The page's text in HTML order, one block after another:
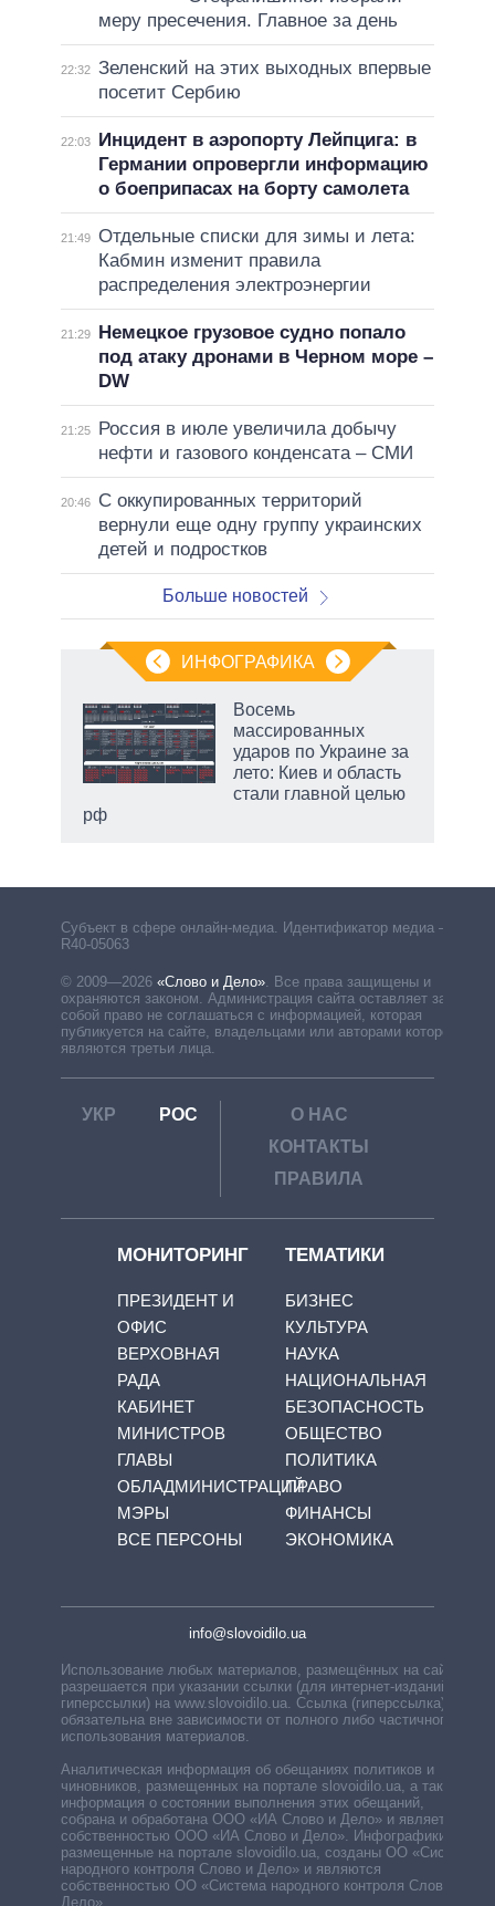
меру пресечения. Главное за день
22:32 Зеленский на этих выходных впервые
посетит Сербию
22:03
Инцидент в аэропорту Лейпцига: в
Германии опровергли информацию
о боеприпасах на борту самолета
21:49 Отдельные списки для зимы и лета:
Кабмин изменит правила
распределения электроэнергии
21:29
Немецкое грузовое судно попало
под атаку дронами в Черном море –
DW
21:25
Россия в июле увеличила добычу
нефти и газового конденсата – СМИ
20:46
С оккупированных территорий
вернули еще одну группу украинских
детей и подростков
Больше новостей
ИНФОГРАФИКА
Восемь
массированных
ударов по Украине за
лето: Киев и область
стали главной целью
рф
Субъект в сфере онлайн-медиа. Идентификатор медиа –
R40-05063
© 2009—2026 «Слово и Дело». Все права защищены и
охраняются законом. Администрация сайта оставляет за
собой право не соглашаться с информацией, которая
публикуется на сайте, владельцами или авторами которой
являются третьи лица.
УКР РОС
О НАС
КОНТАКТЫ
ПРАВИЛА
МОНИТОРИНГ
ПРЕЗИДЕНТ И
ОФИС
ВЕРХОВНАЯ
РАДА
КАБИНЕТ
МИНИСТРОВ
ГЛАВЫ
ОБЛАДМИНИСТРАЦИЙ
МЭРЫ
ВСЕ ПЕРСОНЫ
ТЕМАТИКИ
БИЗНЕС
КУЛЬТУРА
НАУКА
НАЦИОНАЛЬНАЯ
БЕЗОПАСНОСТЬ
ОБЩЕСТВО
ПОЛИТИКА
ПРАВО
ФИНАНСЫ
ЭКОНОМИКА
info@slovoidilo.ua
Использование любых материалов, размещённых на сайте,
разрешается при указании ссылки (для интернет-изданий —
гиперссылки) на www.slovoidilo.ua. Ссылка (гиперссылка)
обязательна вне зависимости от полного либо частичного
использования материалов.
Аналитическая информация об обещаниях политиков и
чиновников, размещенных на портале slovoidilo.ua, а также
информация о состоянии выполнения этих обещаний,
собрана и обработана ООО «ИА Слово и Дело» и является
собственностью ООО «ИА Слово и Дело». Инфографики,
размещенные на портале slovoidilo.ua, созданы ОО «Система
народного контроля Слово и Дело» и являются
собственностью ОО «Система народного контроля Слово и
Дело».